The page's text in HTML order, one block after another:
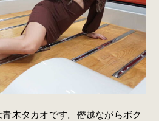
木タカオです。僭越ながらボク